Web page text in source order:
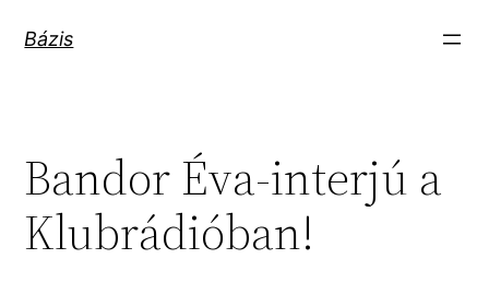
Bázis
Bandor Éva-interjú a
Klubrádióban!